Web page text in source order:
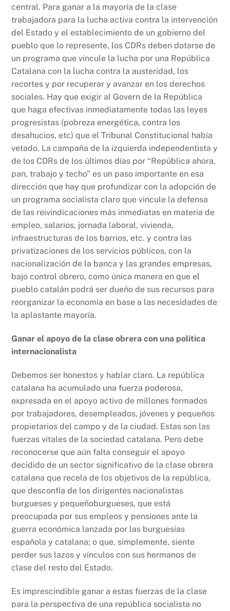
central. Para ganar a la mayoría de la clase
trabajadora para la lucha activa contra la intervención
del Estado y el establecimiento de un gobierno del
pueblo que lo represente, los CDRs deben dotarse de
un programa que vincule la lucha por una República
Catalana con la lucha contra la austeridad, los
recortes y por recuperar y avanzar en los derechos
sociales. Hay que exigir al Govern de la República
que haga efectivas inmediatamente todas las leyes
progresistas (pobreza energética, contra los
desahucios, etc) que el Tribunal Constitucional había
vetado. La campaña de la izquierda independentista y
de los CDRs de los últimos días por “República ahora,
pan, trabajo y techo” es un paso importante en esa
dirección que hay que profundizar con la adopción de
un programa socialista claro que vincule la defensa
de las reivindicaciones más inmediatas en materia de
empleo, salarios, jornada laboral, vivienda,
infraestructuras de los barrios, etc. y contra las
privatizaciones de los servicios públicos, con la
nacionalización de la banca y las grandes empresas,
bajo control obrero, como única manera en que el
pueblo catalán podrá ser dueño de sus recursos para
reorganizar la economía en base a las necesidades de
la aplastante mayoría.
Ganar el apoyo de la clase obrera con una política
internacionalista
Debemos ser honestos y hablar claro. La república
catalana ha acumulado una fuerza poderosa,
expresada en el apoyo activo de millones formados
por trabajadores, desempleados, jóvenes y pequeños
propietarios del campo y de la ciudad. Estas son las
fuerzas vitales de la sociedad catalana. Pero debe
reconocerse que aún falta conseguir el apoyo
decidido de un sector significativo de la clase obrera
catalana que recela de los objetivos de la república,
que desconfía de los dirigentes nacionalistas
burgueses y pequeñoburgueses, que está
preocupada por sus empleos y pensiones ante la
guerra económica lanzada por las burguesías
española y catalana; o que, simplemente, siente
perder sus lazos y vínculos con sus hermanos de
clase del resto del Estado.
Es imprescindible ganar a estas fuerzas de la clase
para la perspectiva de una república socialista no